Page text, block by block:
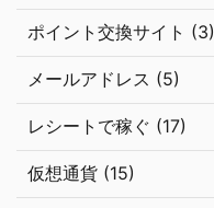
ポイント交換サイト (3)
メールアドレス (5)
レシートで稼ぐ (17)
仮想通貨 (15)